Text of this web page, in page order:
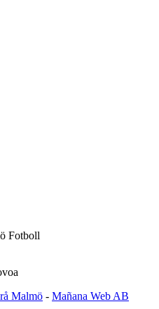
Fotboll
Malmö - Mañana Web AB